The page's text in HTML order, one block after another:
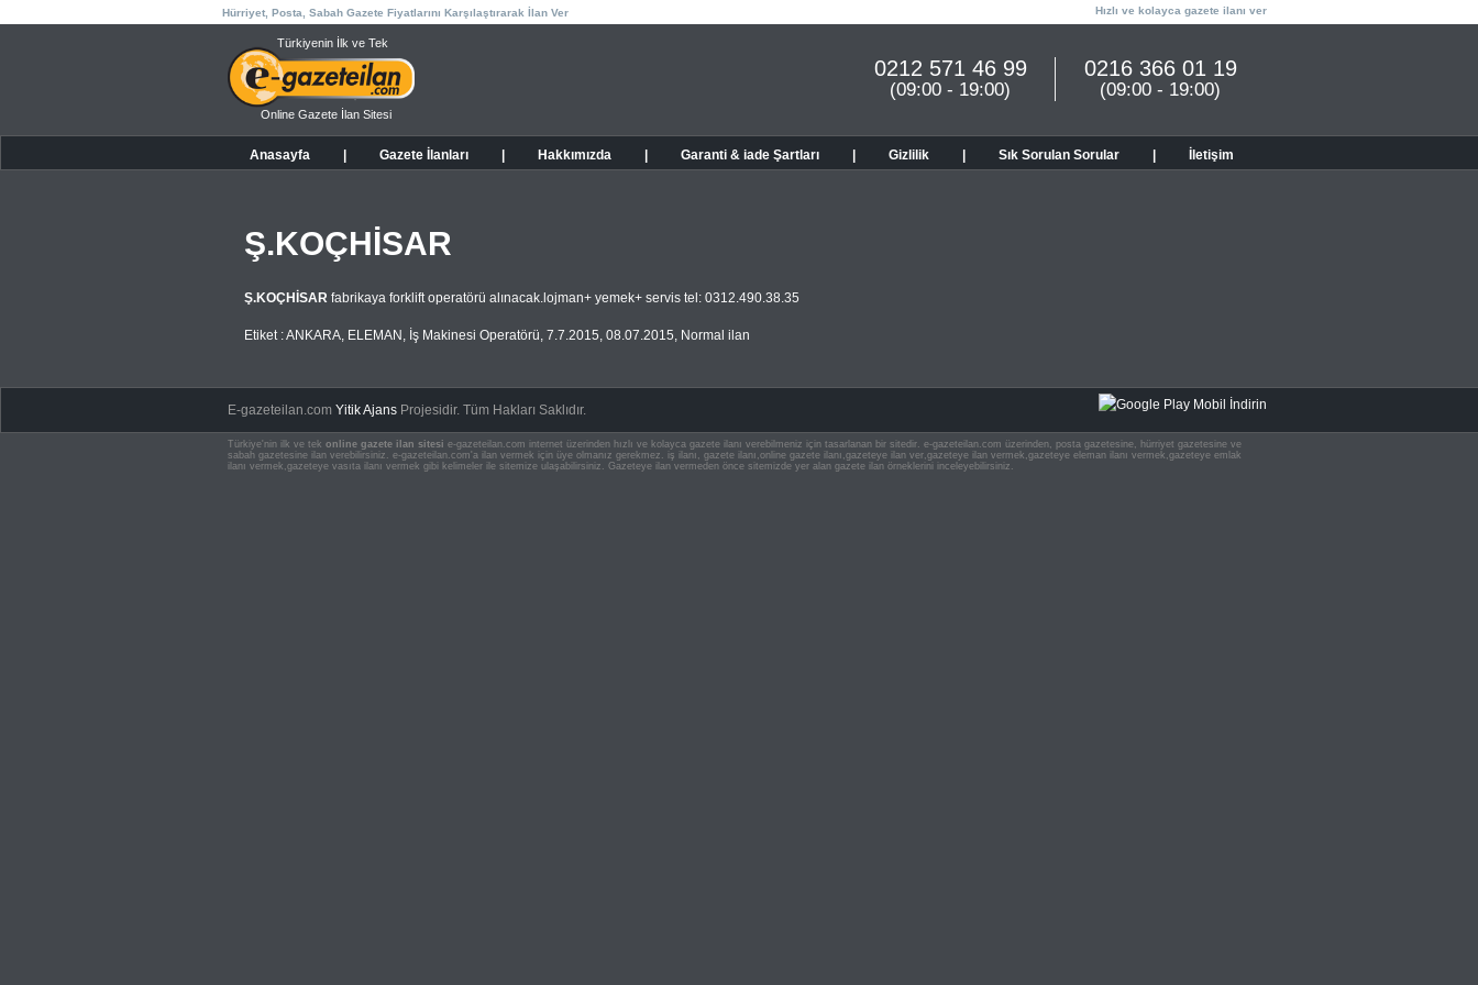
Hürriyet, Posta, Sabah Gazete Fiyatlarını Karşılaştırarak İlan Ver Hızlı ve kolayca gazete ilanı ver
Türkiyenin İlk ve Tek
Online Gazete İlan Sitesi
0216 366 01 19
(09:00 - 19:00)
0212 571 46 99
(09:00 - 19:00)
Anasayfa Gazete İlanları Hakkımızda Garanti & iade Şartları Gizlilik Sık Sorulan Sorular İletişim
Ş.KOÇHİSAR
Ş.KOÇHİSAR fabrikaya forklift operatörü alınacak.lojman+ yemek+ servis tel: 0312.490.38.35
Etiket :ANKARA, ELEMAN , İş Makinesi Operatörü, 7.7.2015, 08.07.2015, Normal ilan
E-gazeteilan.comYitik Ajans Projesidir.Tüm Hakları Saklıdır.
Türkiye'nin ilk ve tek online gazete ilan sitesi e-gazeteilan.com internet üzerinden hızlı ve kolayca gazete ilanı verebilmeniz için tasarlanan bir sitedir. e-gazeteilan.com üzerinden, posta gazetesine, hürriyet gazetesine ve
sabah gazetesine ilan verebilirsiniz. e-gazeteilan.com'a ilan vermek için üye olmanız gerekmez. iş ilanı, gazete ilanı,online gazete ilanı,gazeteye ilan ver,gazeteye ilan vermek,gazeteye eleman ilanı vermek,gazeteye emlak
ilanı vermek,gazeteye vasıta ilanı vermek gibi kelimeler ile sitemize ulaşabilirsiniz. Gazeteye ilan vermeden önce sitemizde yer alan gazete ilan örneklerini inceleyebilirsiniz.